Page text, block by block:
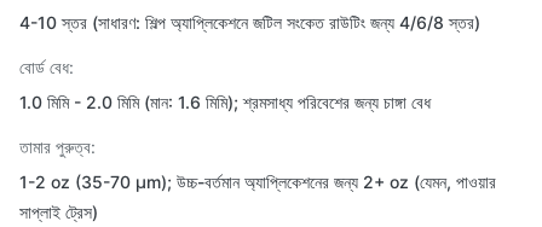
4-10 স্তর (সাধারণ: শিল্প অ্যাপ্লিকেশনে জটিল সংকেত রাউটিং জন্য 4/6/8 স্তর)
বোর্ড বেধ:
1.0 মিমি - 2.0 মিমি (মান: 1.6 মিমি); শ্রমসাধ্য পরিবেশের জন্য চাঙ্গা বেধ
তামার পুরুত্ব:
1-2 oz (35-70 μm); উচ্চ-বর্তমান অ্যাপ্লিকেশনের জন্য 2+ oz (যেমন, পাওয়ার
সাপ্লাই ট্রেস)